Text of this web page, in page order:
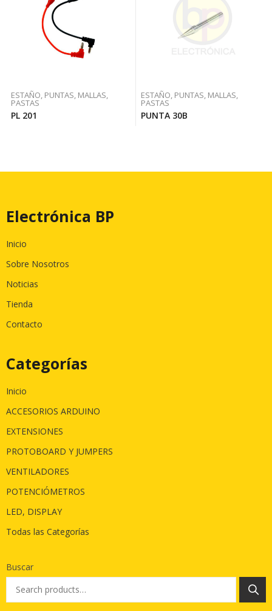
ESTAÑO, PUNTAS, MALLAS,
PASTAS
PL 201
ESTAÑO, PUNTAS, MALLAS,
PASTAS
PUNTA 30B
Electrónica BP
Inicio
Sobre Nosotros
Noticias
Tienda
Contacto
Categorías
Inicio
ACCESORIOS ARDUINO
EXTENSIONES
PROTOBOARD Y JUMPERS
VENTILADORES
POTENCIÓMETROS
LED, DISPLAY
Todas las Categorías
Buscar